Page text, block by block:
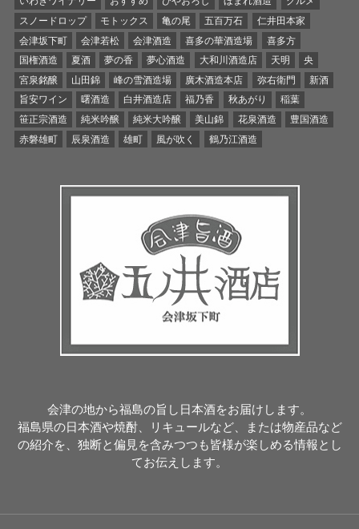
スノードロップ
モトックス 亀の尾 五百万石
仁井田本家
会津坂下町
会津若松 会津酒造 喜多の華酒造場
喜多方
国権酒造
夏酒 夢の香 夢心酒造 大和川酒造店 天明
央
宮泉銘醸
山田錦 峰の雪酒造場 廣木酒造本店 弥右衛門
新酒
旨安ワイン
曙酒造 白井酒造店 福乃香 秋あがり
稲葉
笹正宗酒造
純米吟醸 純米大吟醸 美山錦 花泉酒造
豊国酒造
赤磐雄町
辰泉酒造 雄町 風が吹く 鶴乃江酒造
会津の地から福島の旨し日本酒をお届けします。
福島県の日本酒や焼酎、リキュールなど、または物産品など
の紹介を、独断と偏見を含みつつも皆様が楽しめる情報とし
てお伝えします。